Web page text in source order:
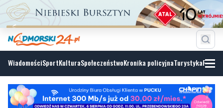
WiadomościSportKulturaSpołeczeństwoKronika policyjnaTurystyka